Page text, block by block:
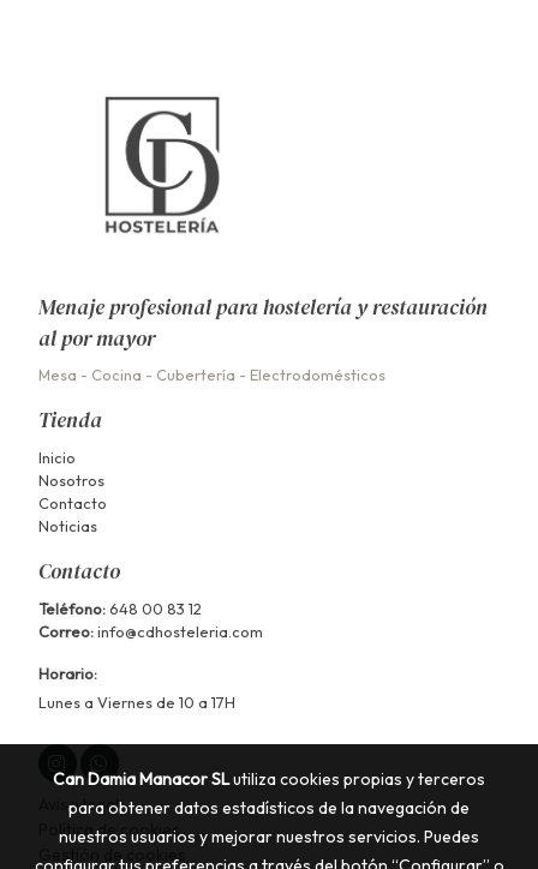
Menaje profesional para hostelería y restauración
al por mayor
Mesa - Cocina - Cubertería - Electrodomésticos
Tienda
Inicio
Nosotros
Contacto
Noticias
Contacto
Teléfono: 648 00 83 12
Correo:info@cdhosteleria.com
Horario:
Lunes a Viernes de 10 a 17H
Aviso legal
Política de cookies
Gestión de cookies
Can Damia Manacor SLutiliza cookies propias y terceros
para obtener datos estadísticos de la navegación de
nuestros usuarios y mejorar nuestros servicios. Puedes